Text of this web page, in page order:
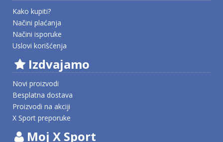
Kako kupiti?
Načini plaćanja
Načini isporuke
Uslovi korišćenja
Izdvajamo
Novi proizvodi
Besplatna dostava
Proizvodi na akciji
X Sport preporuke
Moj X Sport